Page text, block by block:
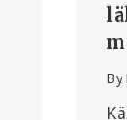
By